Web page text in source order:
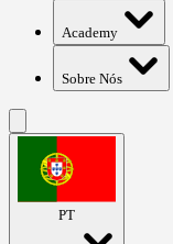
Academy
Sobre Nós
PT